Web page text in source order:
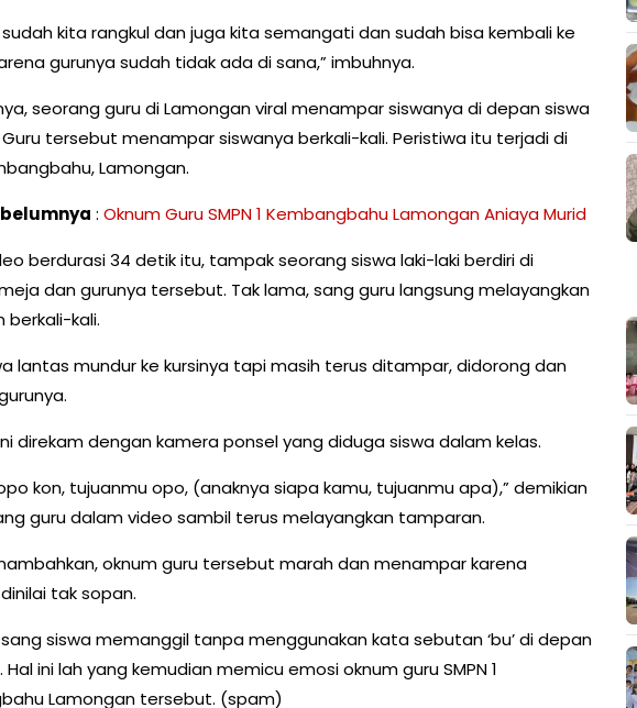
sudah kita rangkul dan juga kita semangati dan sudah bisa kembali ke
gurunya sudah tidak ada di sana,” imbuhnya.
seorang guru di Lamongan viral menampar siswanya di depan siswa
tersebut menampar siswanya berkali-kali. Peristiwa itu terjadi di
Lamongan.
: Oknum Guru SMPN 1 Kembangbahu Lamongan Aniaya Murid
berdurasi 34 detik itu, tampak seorang siswa laki-laki berdiri di
dan gurunya tersebut. Tak lama, sang guru langsung melayangkan
berkali-kali.
lantas mundur ke kursinya tapi masih terus ditampar, didorong dan
direkam dengan kamera ponsel yang diduga siswa dalam kelas.
kon, tujuanmu opo, (anaknya siapa kamu, tujuanmu apa),” demikian
guru dalam video sambil terus melayangkan tamparan.
oknum guru tersebut marah dan menampar karena
tak sopan.
siswa memanggil tanpa menggunakan kata sebutan ‘bu’ di depan
ini lah yang kemudian memicu emosi oknum guru SMPN 1
Lamongan tersebut. (spam)